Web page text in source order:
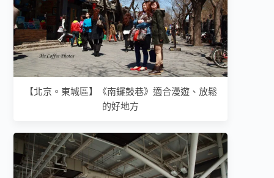
【北京。東城區】《南鑼鼓巷》適合漫遊、放鬆
的好地方